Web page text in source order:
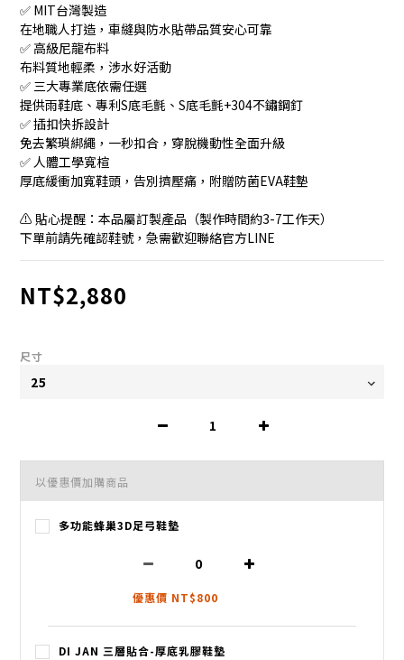
✅ MIT台灣製造
在地職人打造，車縫與防水貼帶品質安心可靠
✅ 高級尼龍布料
布料質地輕柔，涉水好活動
✅ 三大專業底依需任選
提供雨鞋底、專利S底毛氈、S底毛氈+304不鏽鋼釘
✅ 插扣快拆設計
免去繁瑣綁繩，一秒扣合，穿脫機動性全面升級
✅ 人體工學寬楦
厚底緩衝加寬鞋頭，告別擠壓痛，附贈防菌EVA鞋墊
⚠️ 貼心提醒：本品屬訂製產品（製作時間約3-7工作天）
下單前請先確認鞋號，急需歡迎聯絡官方LINE
NT$2,880
尺寸
以優惠價加購商品
多功能蜂巢3D足弓鞋墊
優惠價 NT$800
DI JAN 三層貼合-厚底乳膠鞋墊